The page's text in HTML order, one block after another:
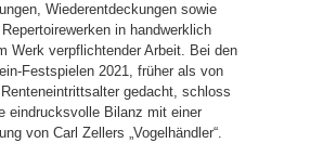
Wiederentdeckungen sowie
in handwerklich
Werk verpflichtender Arbeit. Bei den
Festspielen 2021, früher als von
gedacht, schloss
eindrucksvolle Bilanz mit einer
von Carl Zellers „Vogelhändler“.